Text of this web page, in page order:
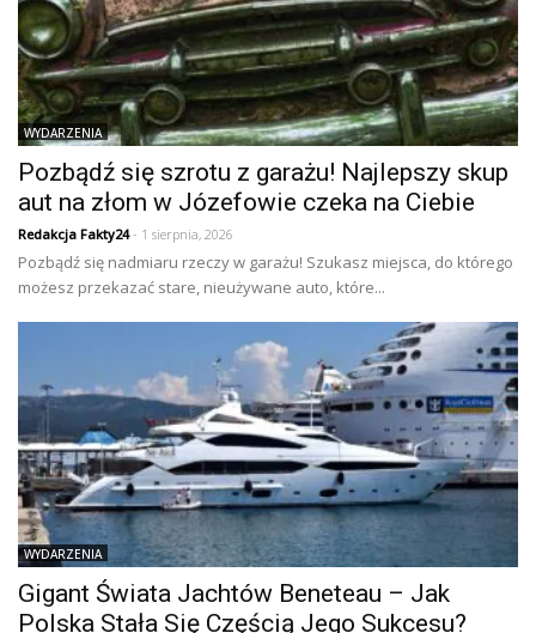
WYDARZENIA
Pozbądź się szrotu z garażu! Najlepszy skup
aut na złom w Józefowie czeka na Ciebie
Redakcja Fakty24- 1 sierpnia, 2026
Pozbądź się nadmiaru rzeczy w garażu! Szukasz miejsca, do którego
możesz przekazać stare, nieużywane auto, które...
WYDARZENIA
Gigant Świata Jachtów Beneteau – Jak
Polska Stała Się Częścią Jego Sukcesu?